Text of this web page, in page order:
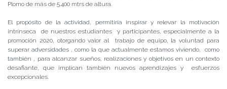
Plomo de más de 5.400 mtrs de altura.
El propósito de la actividad, permitiría inspirar y relevar la motivación
intrínseca de nuestros estudiantes y participantes, especialmente a la
promoción 2020, otorgando valor al trabajo de equipo, la voluntad para
superar adversidades , como la que actualmente estamos viviendo, como
también , para alcanzar sueños, realizaciones y objetivos en un contexto
desafiante, que implican también nuevos aprendizajes y esfuerzos
excepcionales.